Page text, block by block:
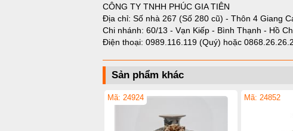
CÔNG TY TNHH PHÚC GIA TIÊN
Địa chỉ: Số nhà 267 (Số 280 cũ) - Thôn 4 Giang
Chi nhánh: 60/13 - Vạn Kiếp - Bình Thạnh - Hồ
Điện thoại: 0989.116.119 (Quý) hoặc
Sản phẩm khác
Mã: 24924 Mã: 24852